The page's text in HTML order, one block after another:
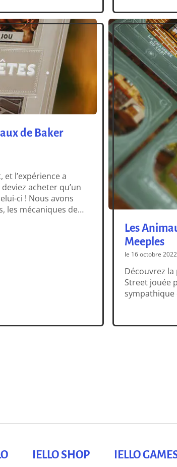
de Baker
et l’expérience a
acheter qu’un
ci ! Nous avons
les mécaniques de
Les
Meeples
le 16 octobre 2022
Découvrez
Street jouée
sympathique
IELLO SHOP IELLO